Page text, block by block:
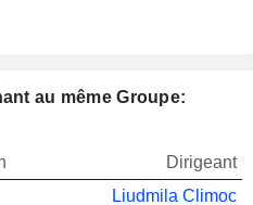
au même Groupe:
Dirigeant
Liudmila Climoc